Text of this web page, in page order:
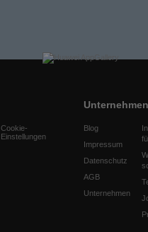
Cookie-
Einstellungen
Unternehmen
Blog
Impressum
Datenschutz
AGB
Unternehmen